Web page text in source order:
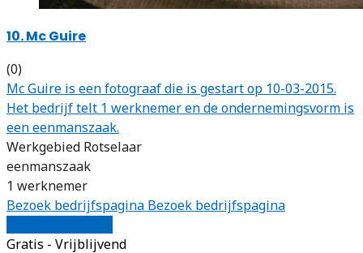
10. Mc Guire
(0)
Mc Guire is een fotograaf die is gestart op 10-03-2015.
Het bedrijf telt 1 werknemer en de ondernemingsvorm is
een eenmanszaak.
Werkgebied Rotselaar
eenmanszaak
1 werknemer
Bezoek bedrijfspagina Bezoek bedrijfspagina
Gratis - Vrijblijvend